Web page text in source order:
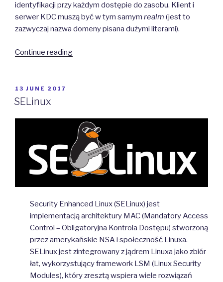
identyfikacji przy każdym dostępie do zasobu. Klient i
serwer KDC muszą być w tym samym realm (jest to
zazwyczaj nazwa domeny pisana dużymi literami).
Continue reading“Kerberos”
POSTED
ON
13 JUNE 2017
SELinux
Security Enhanced Linux (SELinux) jest
implementacją architektury MAC (Mandatory Access
Control – Obligatoryjna Kontrola Dostępu) stworzoną
przez amerykańskie NSA i społeczność Linuxa.
SELinux jest zintegrowany z jądrem Linuxa jako zbiór
łat, wykorzystujący framework LSM (Linux Security
Modules), który zresztą wspiera wiele rozwiązań